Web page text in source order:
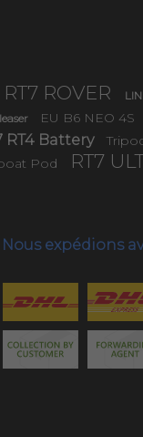
RT7 ROVER
EU B6 NEO 4S
RT4 Battery
Pod RT7
Nous expédions